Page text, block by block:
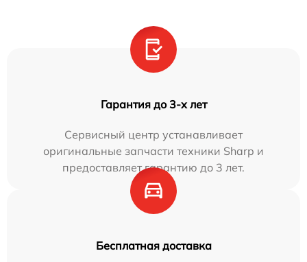
Гарантия до 3-х лет
Сервисный центр устанавливает
оригинальные запчасти техники Sharp и
предоставляет гарантию до 3 лет.
Бесплатная доставка